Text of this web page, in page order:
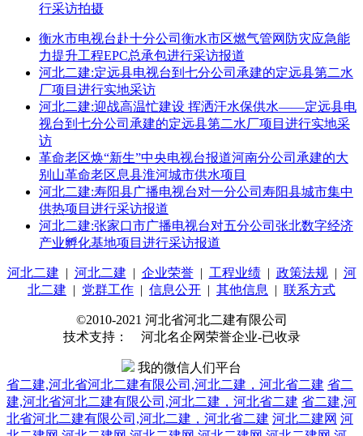
行采访拍摄
衡水市电视台赴十分公司衡水市区燃气管网防灾应急能
力提升工程EPC总承包进行采访报道
河北二建:定远县电视台到七分公司承建的定远县第二水
厂项目进行实地采访
河北二建:迎战高温忙建设 挥洒汗水保供水——定远县电
视台到七分公司承建的定远县第二水厂项目进行实地采
访
革命老区焕“新生”中央电视台报道河南分公司承建的大
别山革命老区息县淮河城市供水项目
河北二建:寿阳县广播电视台对一分公司寿阳县城市集中
供热项目进行采访报道
河北二建:张家口市广播电视台对五分公司张北数字经济
产业孵化基地项目进行采访报道
河北二建 | 河北二建 | 企业荣誉| 工程业绩| 政策法规| 河
北二建 | 党群工作 | 信息公开 | 其他信息 | 联系方式
©2010-2021 河北省河北二建有限公司
技术支持： 河北名企网荣誉企业-已收录
我的微信人们平台
省二建,河北省河北二建有限公司,河北二建，河北省二建 省二
建,河北省河北二建有限公司,河北二建，河北省二建 省二建,河
北省河北二建有限公司,河北二建，河北省二建 河北二建网 河